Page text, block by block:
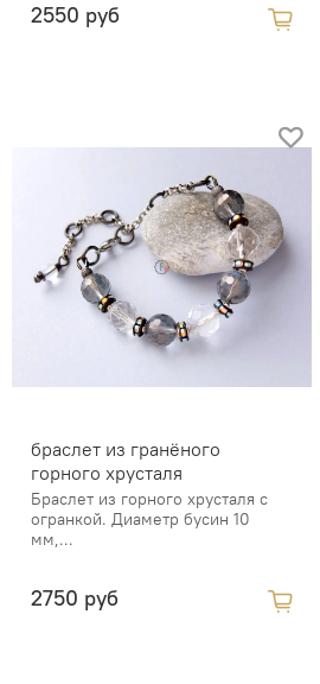
2550 руб
браслет из гранёного
горного хрусталя
Браслет из горного хрусталя с
огранкой. Диаметр бусин 10
мм,...
2750 руб